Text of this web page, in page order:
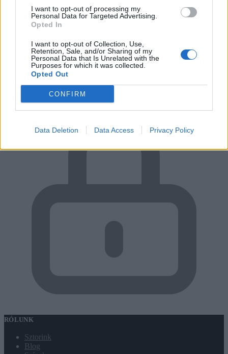
I want to opt-out of processing my
Personal Data for Targeted Advertising.
Opted In
I want to opt-out of Collection, Use,
Retention, Sale, and/or Sharing of my
Personal Data that Is Unrelated with the
Purposes for which it was collected.
Opted Out
CONFIRM
Data Deletion Data Access Privacy Policy
RUGALMAS FIZETÉS
Előre, vagy csak átvételkor?
RÓLUNK
Sztorink
Blog